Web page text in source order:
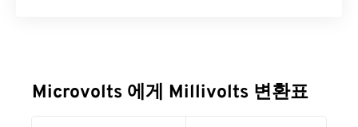
Microvolts 에게 Millivolts 변환표